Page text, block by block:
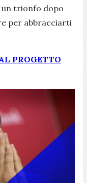
un trionfo dopo
per abbracciarti
PROGETTO